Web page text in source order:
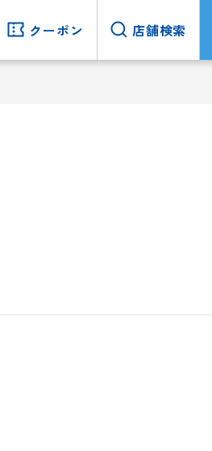
クーポン 店舗検索
クーポン 店舗検索